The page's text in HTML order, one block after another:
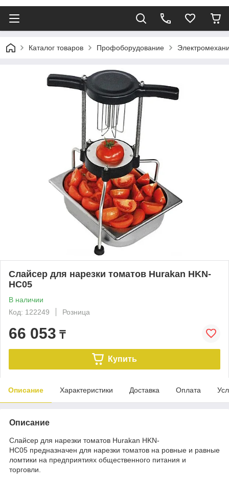
Каталог товаров Профоборудование
Слайсер для нарезки томатов Hurakan HKN-
HC05
В наличии
Код: 122249
Розница
66 053 ₸
Купить
Описание Характеристики Доставка Оплата
Описание
Слайсер для нарезки томатов Hurakan HKN-
HC05 предназначен для нарезки томатов на ровные и равные
ломтики на предприятиях общественного питания и
торговли.